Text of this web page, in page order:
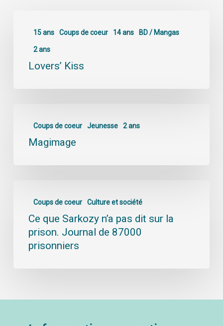
15 ans Coups de coeur 14 ans BD / Mangas
2 ans
Lovers’ Kiss
Coups de coeur Jeunesse 2 ans
Magimage
Coups de coeur Culture et société
Ce que Sarkozy n’a pas dit sur la
prison. Journal de 87000
prisonniers